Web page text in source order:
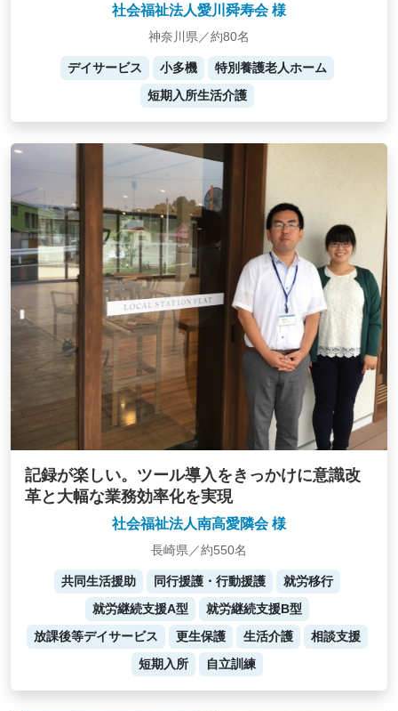
社会福祉法人愛川舜寿会 様
神奈川県／約80名
デイサービス 小多機
特別養護老人ホーム
短期入所生活介護
記録が楽しい。ツール導入をきっかけに意識改
革と大幅な業務効率化を実現
社会福祉法人南高愛隣会 様
長崎県／約550名
共同生活援助 同行援護・行動援護
就労移行
就労継続支援A型
就労継続支援B型
放課後等デイサービス
更生保護 生活介護
相談支援
短期入所
自立訓練